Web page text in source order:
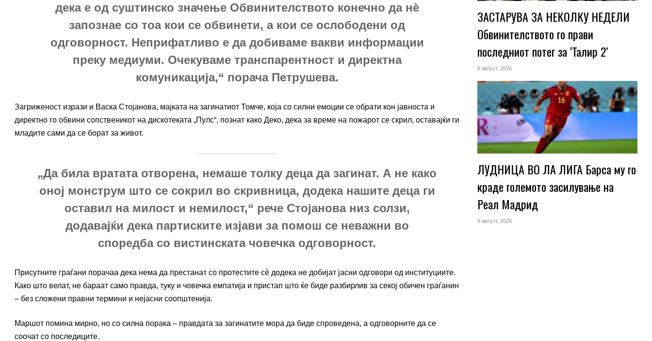
дека е од суштинско значење Обвинителството конечно да нѐ
запознае со тоа кои се обвинети, а кои се ослободени од
одговорност. Неприфатливо е да добиваме вакви информации
преку медиуми. Очекуваме транспарентност и директна
комуникација,“ порача Петрушева.
Загриженост изрази и Васка Стојанова, мајката на загинатиот Томче, која со силни емоции се обрати кон јавноста и
директно го обвини сопственикот на дискотеката „Пулс“, познат како Деко, дека за време на пожарот се скрил, оставајќи ги
младите сами да се борат за живот.
„Да била вратата отворена, немаше толку деца да загинат. А не како
оној монструм што се сокрил во скривница, додека нашите деца ги
оставил на милост и немилост,“ рече Стојанова низ солзи,
додавајќи дека партиските изјави за помош се неважни во
споредба со вистинската човечка одговорност.
Присутните граѓани порачаа дека нема да престанат со протестите сè додека не добијат јасни одговори од институциите.
Како што велат, не бараат само правда, туку и човечка емпатија и пристап што ќе биде разбирлив за секој обичен граѓанин
– без сложени правни термини и нејасни соопштенија.
Маршот помина мирно, но со силна порака – правдата за загинатите мора да биде спроведена, а одговорните да се
соочат со последиците.
ЗАСТАРУВА ЗА НЕКОЛКУ НЕДЕЛИ
Обвинителството го прави
последниот потег за ‘Талир 2’
6 август, 2026
ЛУДНИЦА ВО ЛА ЛИГА Барса му го
краде големото засилување на
Реал Мадрид
6 август, 2026